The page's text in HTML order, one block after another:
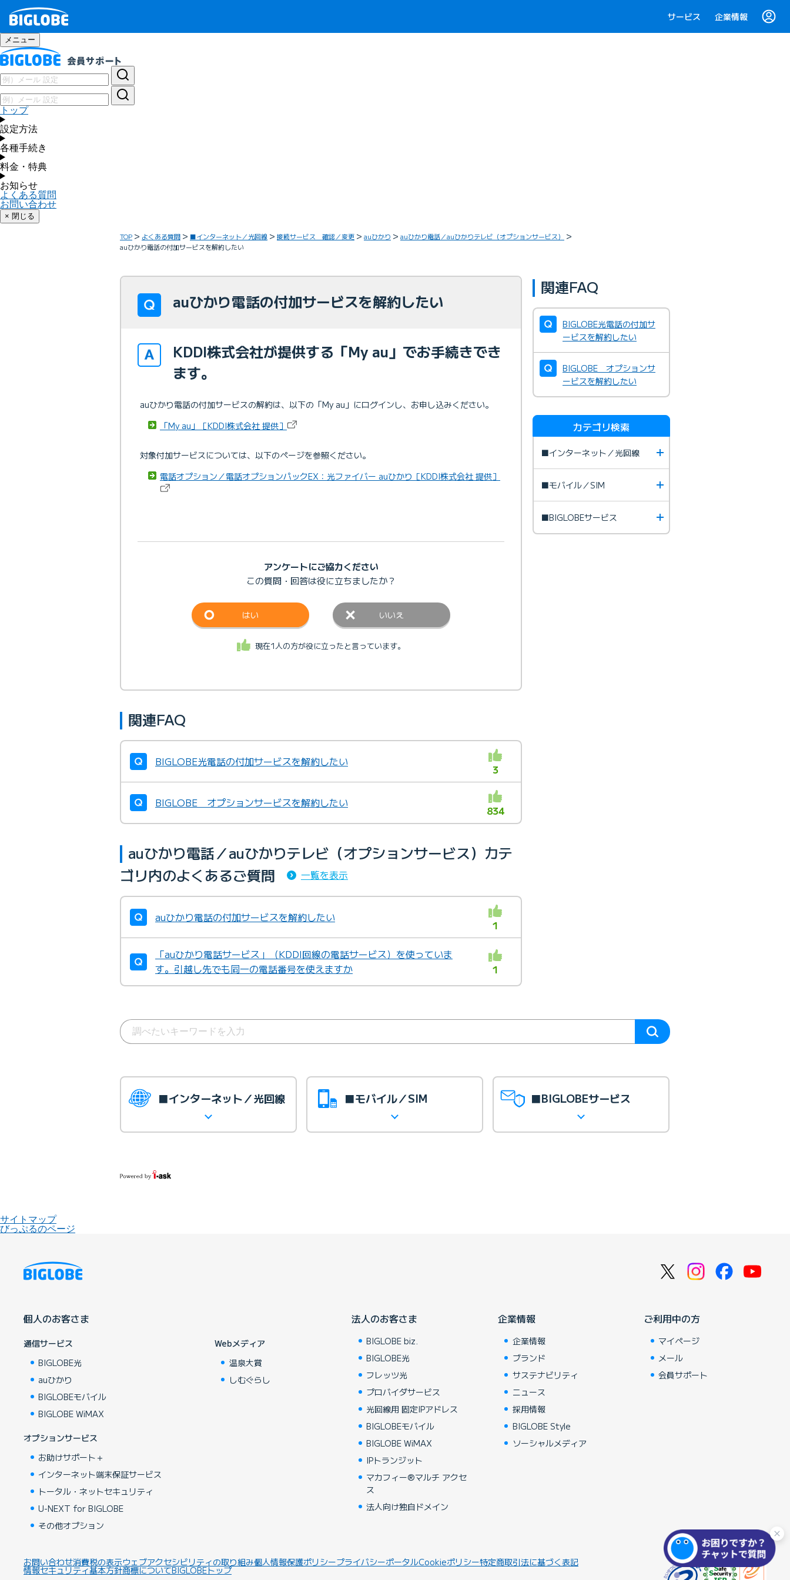
サービス 企業情報
メニュー
トップ
設定方法
各種手続き
料金・特典
お知らせ
よくある質問
お問い合わせ
× 閉じる
TOP よくある質問 ■インターネット／光回線 接続サービス 確認／変更 auひかり
auひかり電話／auひかりテレビ（オプションサービス）
auひかり電話の付加サービスを解約したい
auひかり電話の付加サービスを解約したい
KDDI株式会社が提供する「My au」でお手続きでき
ます。
auひかり電話の付加サービスの解約は、以下の「My au」にログインし、お申し込みください。
「My au」［KDDI株式会社 提供］
対象付加サービスについては、以下のページを参照ください。
電話オプション／電話オプションパックEX：光ファイバー auひかり［KDDI株式会社 提供］
アンケートにご協力ください
この質問・回答は役に立ちましたか？
はい いいえ
現在1人の方が役に立ったと言っています。
関連FAQ
BIGLOBE光電話の付加サービスを解約したい
3
BIGLOBE オプションサービスを解約したい
834
auひかり電話／auひかりテレビ（オプションサービス）カテ
ゴリ内のよくあるご質問
一覧を表示
auひかり電話の付加サービスを解約したい
1
「auひかり電話サービス」（KDDI回線の電話サービス）を使っていま
す。引越し先でも同一の電話番号を使えますか
1
関連FAQ
BIGLOBE光電話の付加サ
ービスを解約したい
BIGLOBE オプションサ
ービスを解約したい
カテゴリ検索
■インターネット／光回線
■モバイル／SIM
■BIGLOBEサービス
■インターネット／光回線 ■モバイル／SIM ■BIGLOBEサービス
サイトマップ
びっぷるのページ
個人のお客さま
通信サービス
BIGLOBE光
auひかり
BIGLOBEモバイル
BIGLOBE WiMAX
オプションサービス
お助けサポート＋
インターネット端末保証サービス
トータル・ネットセキュリティ
U-NEXT for BIGLOBE
その他オプション
Webメディア
温泉大賞
しむぐらし
法人のお客さま
BIGLOBE biz.
BIGLOBE光
フレッツ光
プロバイダサービス
光回線用 固定IPアドレス
BIGLOBEモバイル
BIGLOBE WiMAX
IPトランジット
マカフィー®マルチ アクセ
ス
法人向け独自ドメイン
企業情報
企業情報
ブランド
サステナビリティ
ニュース
採用情報
BIGLOBE Style
ソーシャルメディア
ご利用中の方
マイページ
メール
会員サポート
お問い合わせ消費税の表示ウェブアクセシビリティの取り組み個人情報保護ポリシープライバシーポータルCookieポリシー特定商取引法に基づく表記
情報セキュリティ基本方針商標についてBIGLOBEトップ